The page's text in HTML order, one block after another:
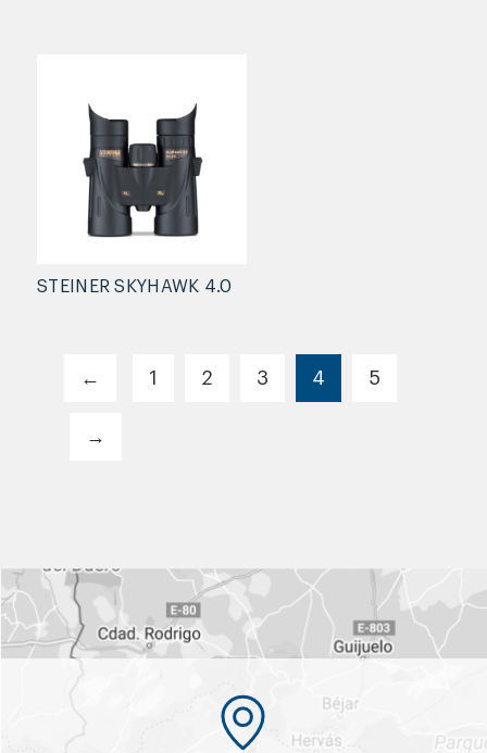
STEINER SKYHAWK 4.0
← 1 2 3 4 5
→